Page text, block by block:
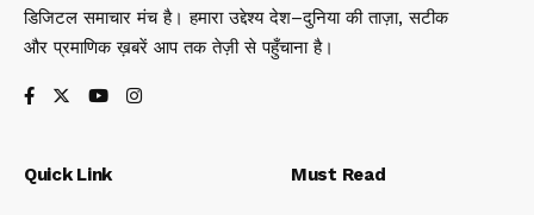
डिजिटल समाचार मंच है। हमारा उद्देश्य देश–दुनिया की ताज़ा, सटीक
और प्रमाणिक ख़बरें आप तक तेज़ी से पहुँचाना है।
Quick Link Must Read